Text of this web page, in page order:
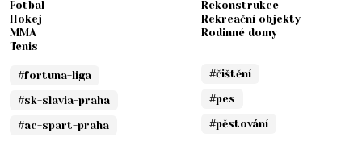
Fotbal
Hokej
MMA
Tenis
#fortuna-liga
#sk-slavia-praha
#ac-spart-praha
Rekonstrukce
Rekreační objekty
Rodinné domy
#čištění
#pes
#pěstování